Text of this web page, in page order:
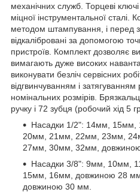
механічних служб. Торцеві ключі
міцної інструментальної сталі.
методом штампування, і перед
відкалібровані за допомогою
пристроїв. Комплект дозволяє
вимагають дуже високих
виконувати безліч сервісних
відгвинчуванням і затягуванням
номінальних розмірів.
ручку і 72 зубця (робочий хід 5
Насадки 1/2": 14мм,
20мм, 21мм, 22мм, 23мм,
27мм, 30мм, 32мм,
Насадки 3/8": 9мм, 10мм,
15мм, 16мм, довжиною 28
довжиною 30 мм.